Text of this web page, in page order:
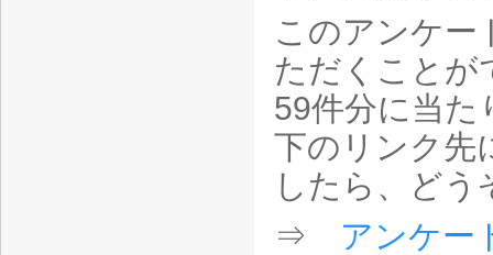
このアンケー
ただくことが
59件分に当た
下のリンク先
したら、どう
⇒ アンケー